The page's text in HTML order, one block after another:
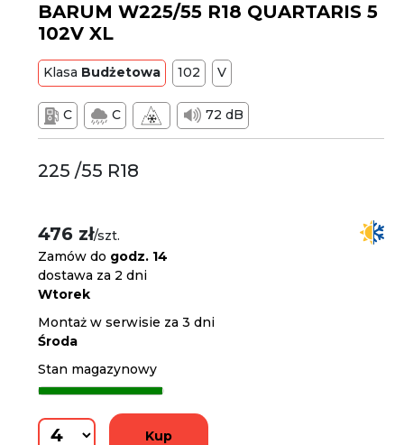
BARUM W225/55 R18 QUARTARIS 5
102V XL
Klasa Budżetowa 102 V
C C 72 dB
225 /55 R18
476 zł/szt.
Zamów do godz. 14
dostawa za 2 dni
Wtorek
Montaż w serwisie za 3 dni
Środa
Stan magazynowy
Kup